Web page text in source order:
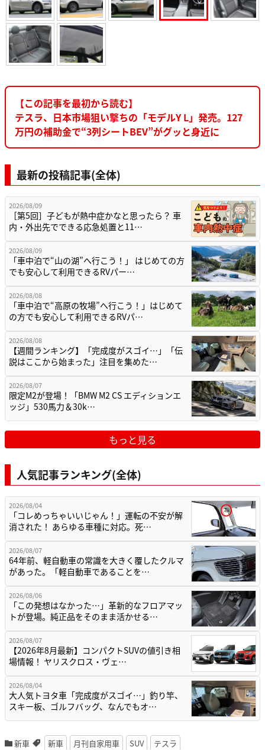
【この記事を最初から読む】
テスラ、日本市場狙い撃ちの「モデルY L」発売。127
万円の補助金で“3列シートBEV”がグッと身近に
最新の投稿記事(全体)
2026/08/09
［第5回］子どもが熱中症かなと思ったら？ 車
内・外出先でできる応急処置と11…
2026/08/09
「車中泊で“山の湖”へ行こう！」 はじめての方
でも安心して利用できるRVパー…
2026/08/08
「車中泊で“高原の牧場”へ行こう！」はじめて
の方でも安心して利用できるRVパ…
2026/08/08
【週間ランキング】「完成度がスゴイ…」「伝
説はここから始まった」注目を集めた…
2026/08/07
限定M2が登場！「BMW M2 CS エディションエ
ッジ」530馬力＆30k…
もっと見る
人気記事ランキング(全体)
2026/08/04
「コレめっちゃいいじゃん！」運転の不安が解
消された！ あらゆる車種に対応。死…
2026/08/07
64年前、軽自動車の常識を大きく覆したクルマ
があった。「軽自動車であることを…
2026/08/06
「この発想はなかった…」革新的なフロアマッ
トが登場。純正品をそのまま活かせる…
2026/08/07
【2026年8月最新】コンパクトSUVの値引き相
場情報！ ヤリスクロス・ヴェ…
2026/08/04
大人気トヨタ車「完成度がスゴイ…」釣り竿、
スキー板、ゴルフバッグ、なんでもオ…
新車 新車 月刊自家用車 SUV テスラ